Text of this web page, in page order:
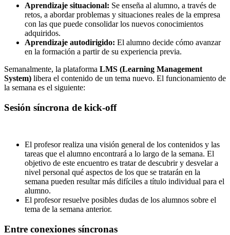
Aprendizaje situacional: Se enseña al alumno, a través de
retos, a abordar problemas y situaciones reales de la empresa
con las que puede consolidar los nuevos conocimientos
adquiridos.
Aprendizaje autodirigido: El alumno decide cómo avanzar
en la formación a partir de su experiencia previa.
Semanalmente, la plataforma LMS (Learning Management
System) libera el contenido de un tema nuevo. El funcionamiento de
la semana es el siguiente:
Sesión síncrona de kick-off
El profesor realiza una visión general de los contenidos y las
tareas que el alumno encontrará a lo largo de la semana. El
objetivo de este encuentro es tratar de descubrir y desvelar a
nivel personal qué aspectos de los que se tratarán en la
semana pueden resultar más difíciles a título individual para el
alumno.
El profesor resuelve posibles dudas de los alumnos sobre el
tema de la semana anterior.
Entre conexiones síncronas